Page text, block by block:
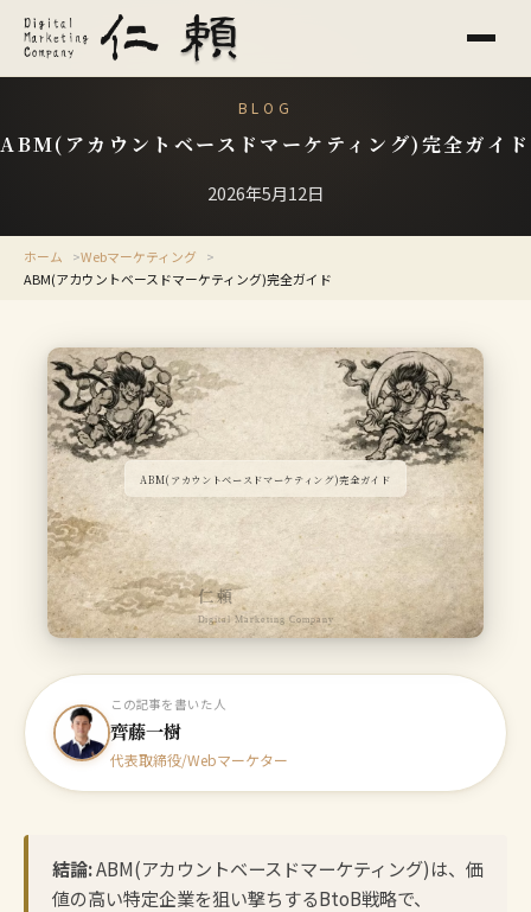
BLOG
ABM(アカウントベースドマーケティング)完全ガイド
2026年5月12日
ホーム
Webマーケティング
ABM(アカウントベースドマーケティング)完全ガイド
ABM(アカウントベースドマーケティング)完全ガイド
仁頼
Digital Marketing Company
この記事を書いた人
齊藤一樹
代表取締役/Webマーケター
結論:ABM(アカウントベースドマーケティング)は、価
値の高い特定企業を狙い撃ちするBtoB戦略で、